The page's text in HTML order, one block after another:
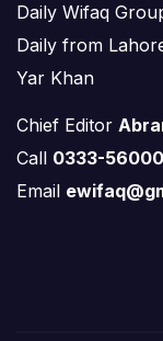
Daily Wifaq
Daily from
Yar Khan
Chief Editor
Call 0333-
Email